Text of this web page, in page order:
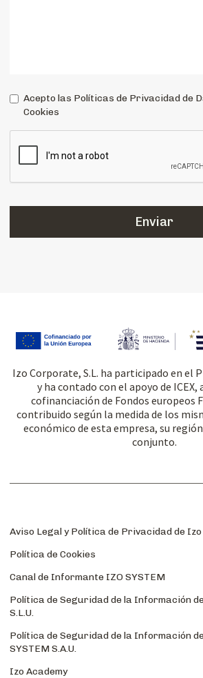
Acepto las Políticas de Privacidad de
Cookies
Izo Corporate, S.L. ha participado en el
y ha contado con el apoyo de ICEX,
cofinanciación de Fondos europeos
contribuido según la medida de los
económico de esta empresa, su región
conjunto.
Aviso Legal y Política de Privacidad de
Política de Cookies
Canal de Informante IZO SYSTEM
Política de Seguridad de la Información de
S.L.U.
Política de Seguridad de la Información
SYSTEM S.A.U.
Izo Academy